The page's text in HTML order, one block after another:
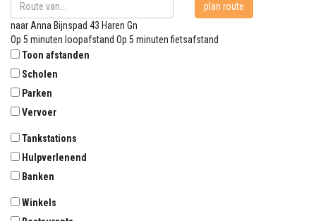
plan route
naar Anna Bijnspad 43 Haren Gn
Op 5 minuten loopafstand Op 5 minuten fietsafstand
Toon afstanden
Scholen
Parken
Vervoer
Tankstations
Hulpverlenend
Banken
Winkels